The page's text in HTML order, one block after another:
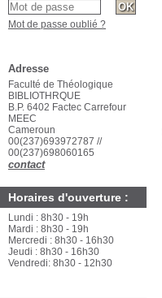
Mot de passe oublié ?
Adresse
Faculté de Théologique
BIBLIOTHRQUE
B.P. 6402 Factec Carrefour
MEEC
Cameroun
00(237)693972787 //
00(237)698060165
contact
Horaires d'ouverture :
Lundi : 8h30 - 19h
Mardi : 8h30 - 19h
Mercredi : 8h30 - 16h30
Jeudi : 8h30 - 16h30
Vendredi: 8h30 - 12h30